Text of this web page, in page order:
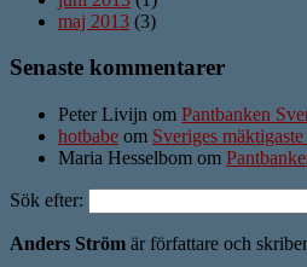
maj 2013 (3)
Senaste kommentarer
Peter Livijn om Pantbanken
hotbabe om Sveriges
Maria Hesselbom om
Sök efter:
Anders Ström är författare och